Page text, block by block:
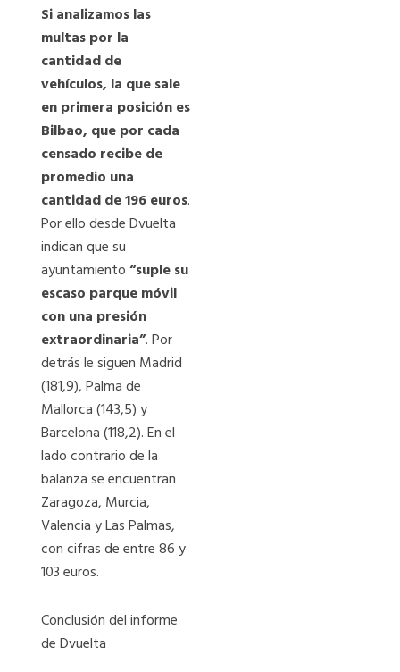
Si analizamos las
multas por la
cantidad de
vehículos, la que sale
en primera posición es
Bilbao, que por cada
censado recibe de
promedio una
cantidad de 196 euros.
Por ello desde Dvuelta
indican que su
ayuntamiento“suple su
escaso parque móvil
con una presión
extraordinaria”. Por
detrás le siguen Madrid
(181,9), Palma de
Mallorca (143,5) y
Barcelona (118,2). En el
lado contrario de la
balanza se encuentran
Zaragoza, Murcia,
Valencia y Las Palmas,
con cifras de entre 86 y
103 euros.
Conclusión del informe
de Dvuelta